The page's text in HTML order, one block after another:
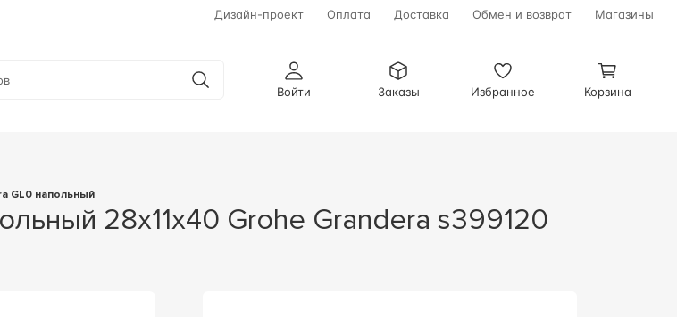
Дизайн-проект Оплата Доставка Обмен и возврат Магазины
Войти
Заказы Избранное Корзина
GL0 напольный
28x11x40 Grohe Grandera s399120